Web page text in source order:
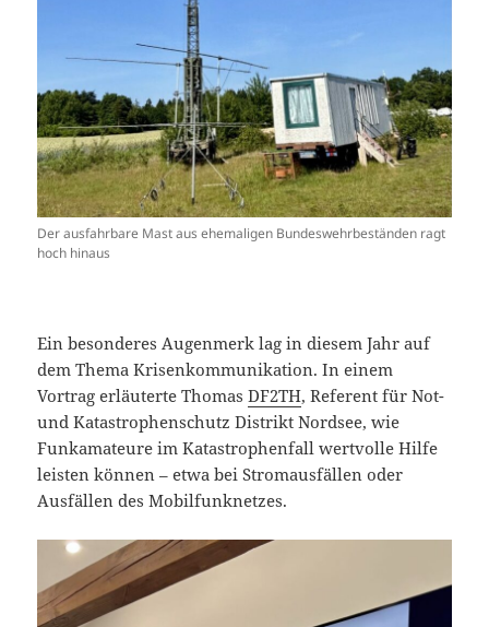
Der ausfahrbare Mast aus ehemaligen Bundeswehrbeständen ragt
hoch hinaus
Ein besonderes Augenmerk lag in diesem Jahr auf
dem Thema Krisenkommunikation. In einem
Vortrag erläuterte ThomasDF2TH, Referent für Not-
und Katastrophenschutz Distrikt Nordsee, wie
Funkamateure im Katastrophenfall wertvolle Hilfe
leisten können – etwa bei Stromausfällen oder
Ausfällen des Mobilfunknetzes.